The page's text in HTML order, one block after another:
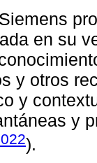
en su
y otros
y
y
).